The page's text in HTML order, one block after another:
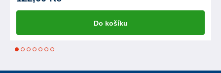
Do košíku
1 2 3 4 5 6